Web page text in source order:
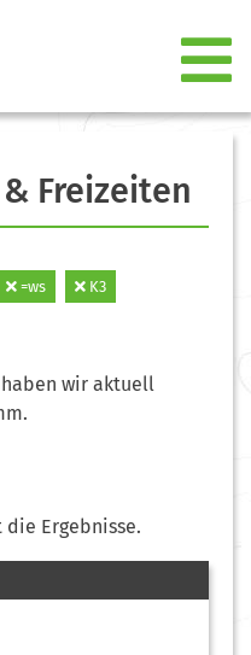
Freizeiten
=ws K3
haben wir aktuell
Ergebnisse.